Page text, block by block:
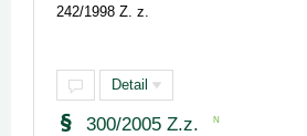
242/1998 Z. z.
Detail
300/2005 Z.z. N